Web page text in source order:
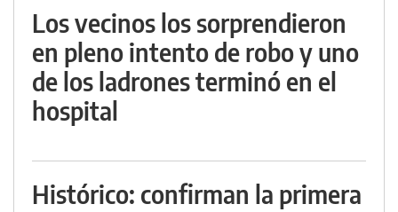
Los vecinos los sorprendieron
en pleno intento de robo y uno
de los ladrones terminó en el
hospital
Histórico: confirman la primera